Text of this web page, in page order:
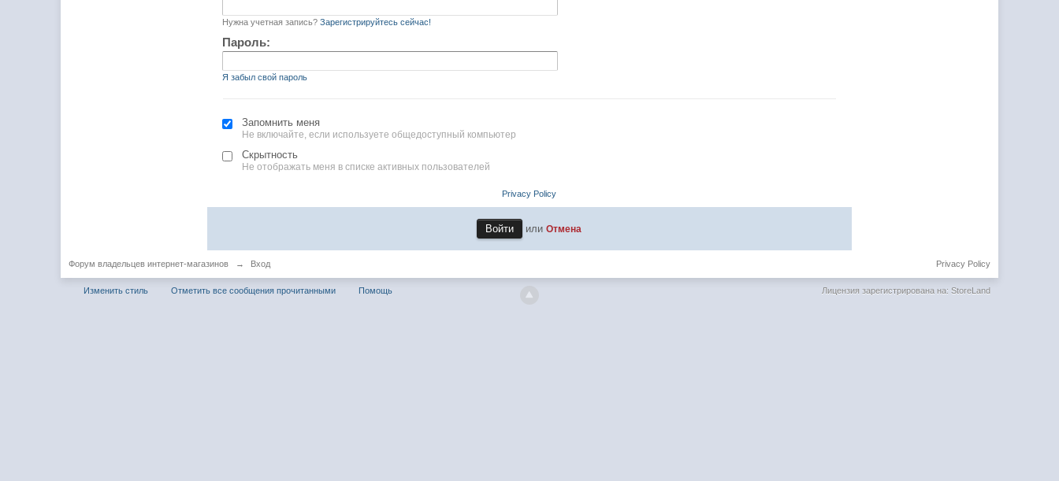
Нужна учетная запись? Зарегистрируйтесь сейчас!
Пароль:
Я забыл свой пароль
Запомнить меня
Не включайте, если используете общедоступный компьютер
Скрытность
Не отображать меня в списке активных пользователей
Privacy Policy
илиОтмена
Форум владельцев интернет-магазинов → Вход Privacy Policy
Изменить стиль Отметить все сообщения прочитанными Помощь Лицензия зарегистрирована на: StoreLand